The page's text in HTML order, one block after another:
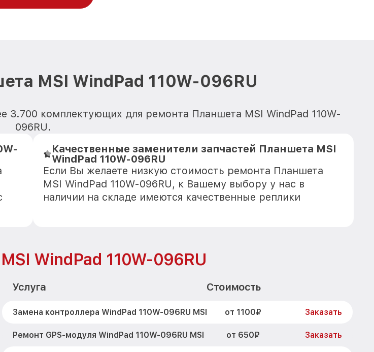
MSI WindPad 110W-096RU
3.700 комплектующих для ремонта Планшета MSI WindPad 110W-
096RU.
Качественные заменители запчастей Планшета MSI
WindPad 110W-096RU
Если Вы желаете низкую стоимость ремонта Планшета
MSI WindPad 110W-096RU, к Вашему выбору у нас в
наличии на складе имеются качественные реплики
MSI WindPad 110W-096RU
Услуга Стоимость
Замена контроллера WindPad 110W-096RU MSI от 1100₽ Заказать
Ремонт GPS-модуля WindPad 110W-096RU MSI от 650₽ Заказать